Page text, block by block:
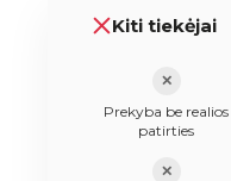
Kiti tiekėjai
✕
Prekyba be realios
patirties
✕